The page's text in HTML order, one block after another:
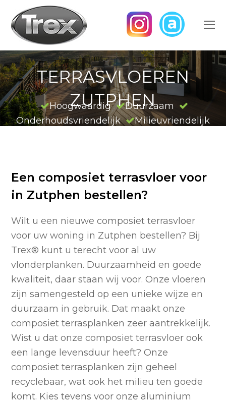
TERRASVLOEREN
ZUTPHEN
Hoogwaardig
Duurzaam
Onderhoudsvriendelijk
Milieuvriendelijk
Een composiet terrasvloer voor
in Zutphen bestellen?
Wilt u een nieuwe composiet terrasvloer
voor uw woning in Zutphen bestellen? Bij
Trex® kunt u terecht voor al uw
vlonderplanken. Duurzaamheid en goede
kwaliteit, daar staan wij voor. Onze vloeren
zijn samengesteld op een unieke wijze en
duurzaam in gebruik. Dat maakt onze
composiet terrasplanken zeer aantrekkelijk.
Wist u dat onze composiet terrasvloer ook
een lange levensduur heeft? Onze
composiet terrasplanken zijn geheel
recyclebaar, wat ook het milieu ten goede
komt. Kies tevens voor onze aluminium